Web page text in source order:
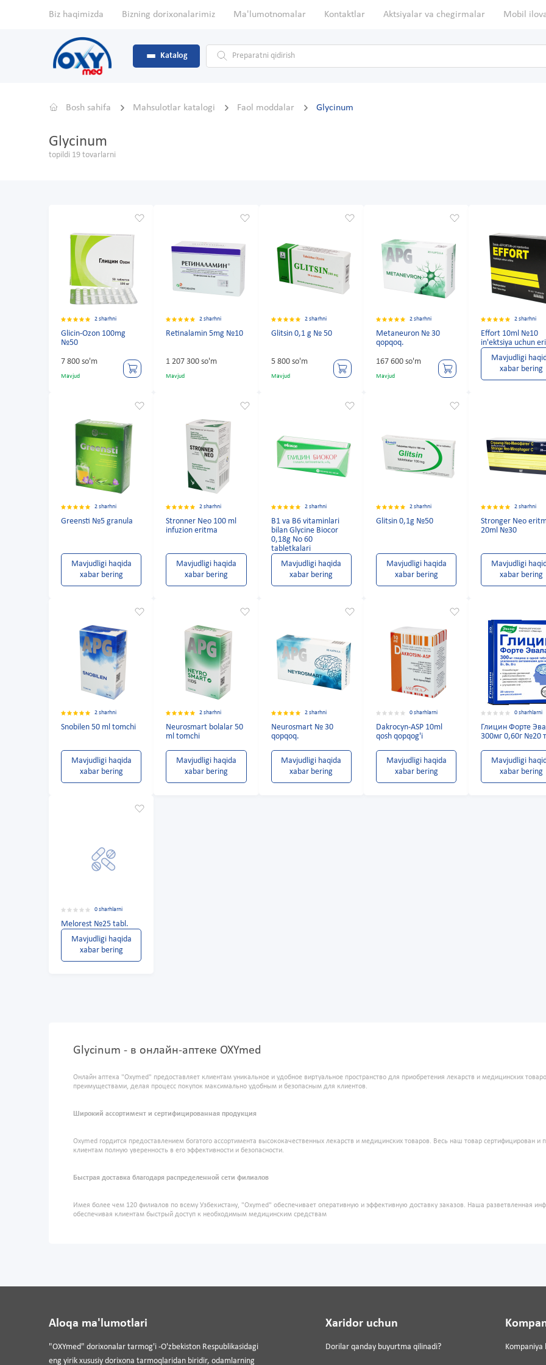
Biz haqimizda Bizning dorixonalarimiz Ma'lumotnomalar Kontaktlar Aktsiyalar va chegirmalar Mobil
Katalog
Bosh sahifa Mahsulotlar katalogi Faol moddalar Glycinum
Glycinum
topildi 19 tovarlarni
2 sharhni
Glicin-Ozon 100mg
№50
7 800 so'm
Mavjud
2 sharhni
Retinalamin 5mg №10
1 207 300 so'm
Mavjud
2 sharhni
Glitsin 0,1 g № 50
5 800 so'm
Mavjud
2 sharhni
Metaneuron № 30
qopqoq.
167 600 so'm
Mavjud
2 sharhni
Effort 10ml №10
in'ektsiya uchun
Mavjudligi
xabar bering
2 sharhni
Greensti №5 granula
Mavjudligi haqida
xabar bering
2 sharhni
Stronner Neo 100 ml
infuzion eritma
Mavjudligi haqida
xabar bering
2 sharhni
B1 va B6 vitaminlari
bilan Glycine Biocor
0,18g No 60
tabletkalari
Mavjudligi haqida
xabar bering
2 sharhni
Glitsin 0,1g №50
Mavjudligi haqida
xabar bering
2 sharhni
Stronger Neo
20ml №30
Mavjudligi
xabar bering
2 sharhni
Snobilen 50 ml tomchi
Mavjudligi haqida
xabar bering
2 sharhni
Neurosmart bolalar 50
ml tomchi
Mavjudligi haqida
xabar bering
2 sharhni
Neurosmart № 30
qopqoq.
Mavjudligi haqida
xabar bering
0 sharhlarni
Dakrocyn-ASP 10ml
qosh qopqog'i
Mavjudligi haqida
xabar bering
0 sharhlarni
Глицин Форте
300мг 0,60г №20
Mavjudligi
xabar bering
0 sharhlarni
Melorest №25 tabl.
Mavjudligi haqida
xabar bering
Glycinum - в онлайн-аптеке OXYmed
Онлайн аптека "Oxymed" предоставляет клиентам уникальное и удобное виртуальное пространство для приобретения лекарств и медицинских
преимуществами, делая процесс покупок максимально удобным и безопасным для клиентов.
Широкий ассортимент и сертифицированная продукция
Oxymed гордится предоставлением богатого ассортимента высококачественных лекарств и медицинских товаров. Весь наш товар сертифицирован
клиентам полную уверенность в его эффективности и безопасности.
Быстрая доставка благодаря распределенной сети филиалов
Имея более чем 120 филиалов по всему Узбекистану, "Oxymed" обеспечивает оперативную и эффективную доставку заказов. Наша разветвленная
обеспечивая клиентам быстрый доступ к необходимым медицинским средствам
Aloqa ma'lumotlari
"OXYmed" dorixonalar tarmog'i -O'zbekiston Respublikasidagi
eng yirik xususiy dorixona tarmoqlaridan biridir, odamlarning
Xaridor uchun
Dorilar qanday buyurtma qilinadi? Kompaniya